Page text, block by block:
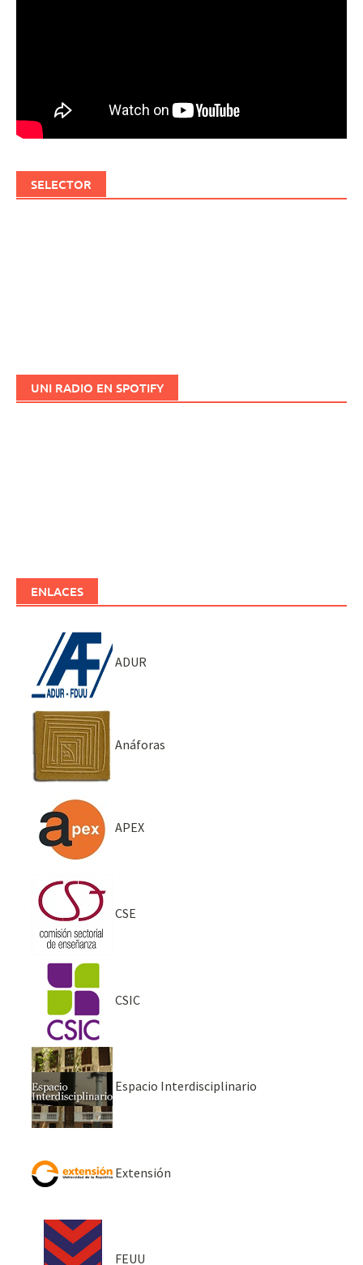
SELECTOR
UNI RADIO EN SPOTIFY
ENLACES
ADUR
Anáforas
APEX
CSE
CSIC
Espacio Interdisciplinario
Extensión
FEUU